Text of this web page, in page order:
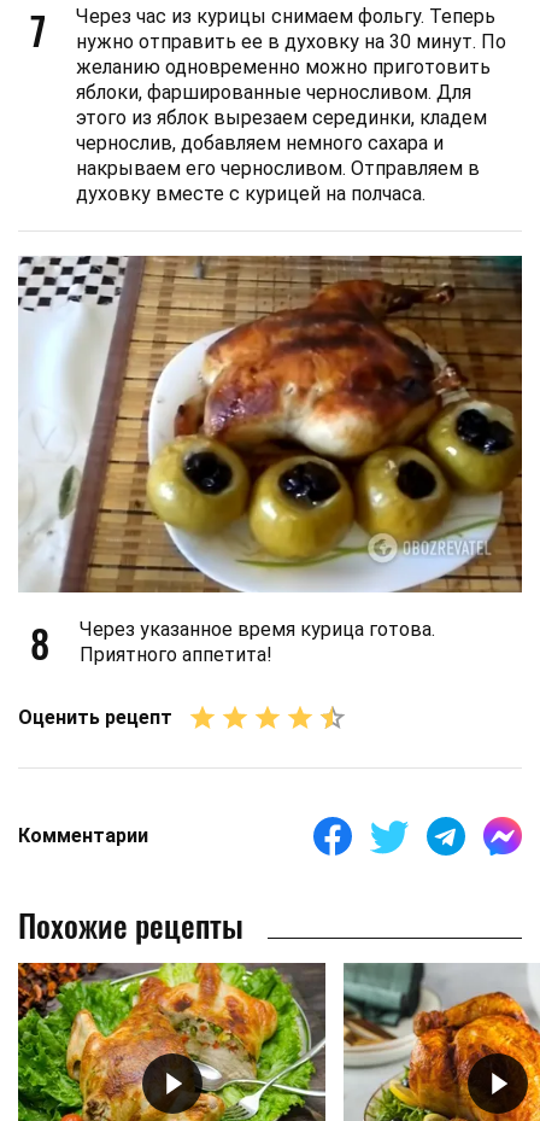
7
Через час из курицы снимаем фольгу. Теперь
нужно отправить ее в духовку на 30 минут. По
желанию одновременно можно приготовить
яблоки, фаршированные черносливом. Для
этого из яблок вырезаем серединки, кладем
чернослив, добавляем немного сахара и
накрываем его черносливом. Отправляем в
духовку вместе с курицей на полчаса.
8
Через указанное время курица готова.
Приятного аппетита!
Оценить рецепт
Комментарии
Похожие рецепты